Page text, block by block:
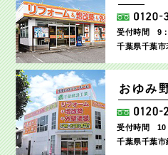
受付時間
9
千葉県千葉市
おゆみ
受付時間
10
千葉県千葉